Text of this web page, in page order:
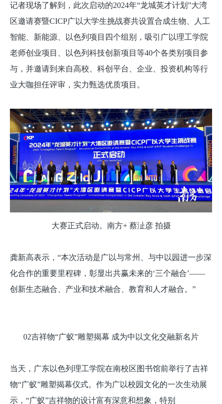
记者现场了解到，此次启动的2024年“龙城英才计划”大湾
区邀请赛暨CICP广以大学生挑战赛共设置合成生物、人工
智能、新能源、以色列项目四个组别，吸引广以理工学院
老师创业项目、以色列科技创新项目等40个各类别项目参
与，并邀请到来自高校、科创平台、企业、投资机构等行
业大咖担任评审，实力甄选优质项目。
大赛正式启动。南方+ 蔡沚彦 拍摄
龚新高表示，“本次活动是广以与常州、与中以园进一步深
化合作的重要里程碑，彰显出共赢未来的‘三个融合’——
创新生态融合、产业和技术融合、教育和人才融合。”
02吉祥物“广蚁”雕塑揭幕 成为中以文化交融新名片
当天，广东以色列理工学院在南校区图书馆前举行了吉祥
物“广蚁”雕塑揭幕仪式。作为广以校园文化的一次生动展
示，“广蚁”吉祥物的设计富有深意和想象，特别